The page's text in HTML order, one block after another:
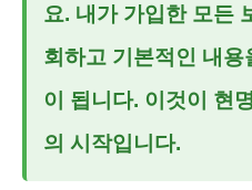
요. 내가 가입한 모든
회하고 기본적인 내
이 됩니다. 이것이 현
의 시작입니다.